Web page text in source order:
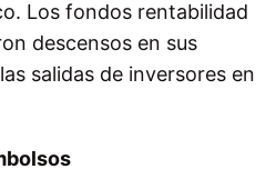
Los fondos rentabilidad
descensos en sus
salidas de inversores en